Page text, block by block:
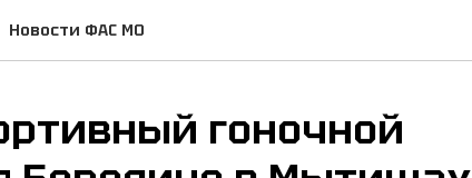
Новости ФАС МО
гоночной